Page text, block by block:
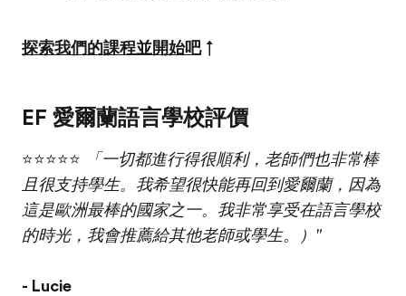
探索我們的課程並開始吧↑
EF 愛爾蘭語言學校評價
⭐⭐⭐⭐⭐
「一切都進行得很順利，老師們也非常棒
且很支持學生。我希望很快能再回到愛爾蘭，因為
這是歐洲最棒的國家之一。我非常享受在語言學校
的時光，我會推薦給其他老師或學生。）"
- Lucie